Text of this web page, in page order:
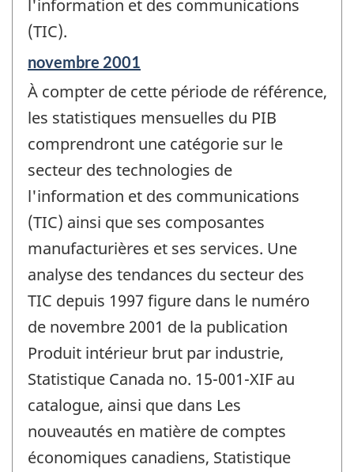
l'information et des communications
(TIC).
Période
de
référence
de
changement
-
novembre 2001
À compter de cette période de référence,
les statistiques mensuelles du PIB
comprendront une catégorie sur le
secteur des technologies de
l'information et des communications
(TIC) ainsi que ses composantes
manufacturières et ses services. Une
analyse des tendances du secteur des
TIC depuis 1997 figure dans le numéro
de novembre 2001 de la publication
Produit intérieur brut par industrie,
Statistique Canada no. 15-001-XIF au
catalogue, ainsi que dans Les
nouveautés en matière de comptes
économiques canadiens, Statistique